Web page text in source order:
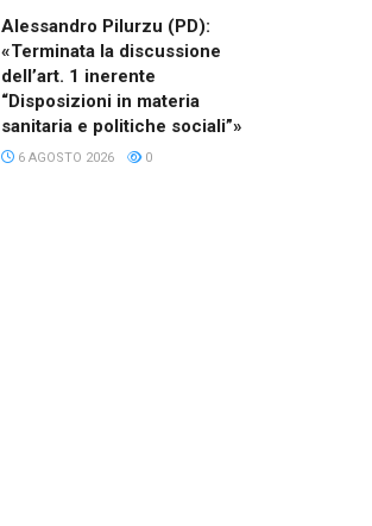
Alessandro Pilurzu (PD):
«Terminata la discussione
dell’art. 1 inerente
“Disposizioni in materia
sanitaria e politiche sociali”»
6 AGOSTO 2026 0